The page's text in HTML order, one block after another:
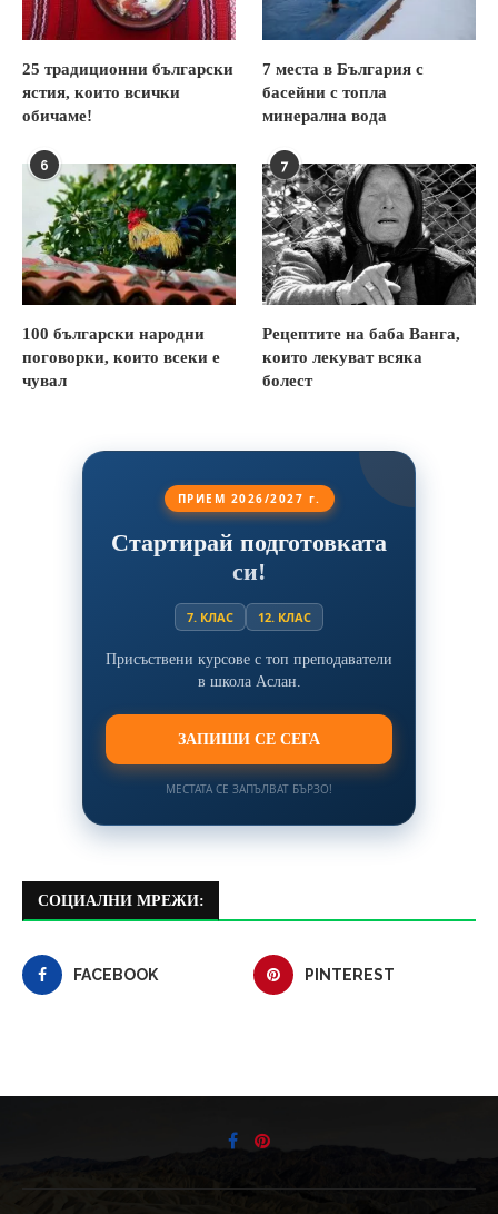
25 традиционни български
ястия, които всички
обичаме!
7 места в България с
басейни с топла
минерална вода
6
100 български народни
поговорки, които всеки е
чувал
7
Рецептите на баба Ванга,
които лекуват всяка
болест
ПРИЕМ 2026/2027 г.
Стартирай подготовката
си!
7. КЛАС 12. КЛАС
Присъствени курсове с топ преподаватели
в школа Аслан.
ЗАПИШИ СЕ СЕГА
МЕСТАТА СЕ ЗАПЪЛВАТ БЪРЗО!
СОЦИАЛНИ МРЕЖИ:
FACEBOOK PINTEREST